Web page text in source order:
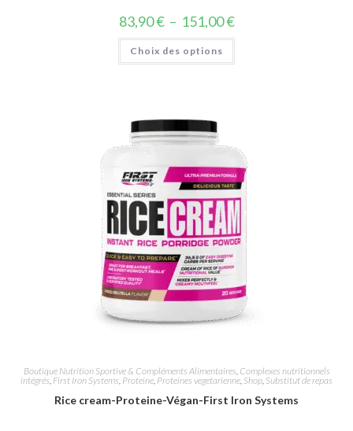
83,90€ – 151,00€
Choix des options
Boutique Nutrition Sportive & Compléments Alimentaires Complexes nutritionnels
intégrés First Iron Systems Proteine Proteines vegetarienne Shop Substitut de repas
Rice cream-Proteine-Végan-First Iron Systems